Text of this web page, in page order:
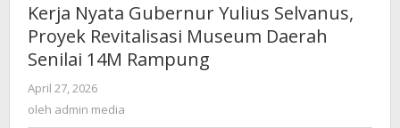
Kerja Nyata Gubernur Yulius Selvanus,
Proyek Revitalisasi Museum Daerah
Senilai 14M Rampung
April 27, 2026
admin
oleh admin media